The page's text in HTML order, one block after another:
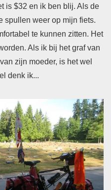
is $32 en ik ben blij. Als de
spullen weer op mijn fiets.
te kunnen zitten. Het
Als ik bij het graf van
zijn moeder, is het wel
denk ik...